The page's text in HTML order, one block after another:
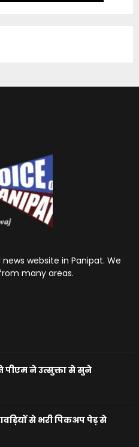
website in Panipat. We
many areas.
पीएम ने उत्सुक्ता से सुने
से भरी पिकअप पेड़ से